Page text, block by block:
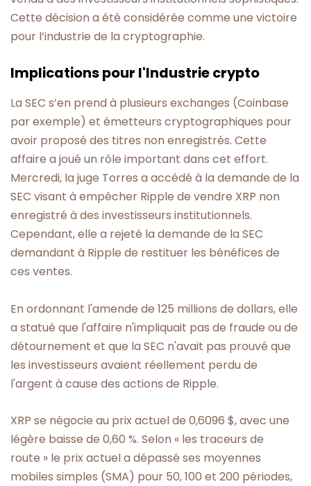
Cette décision a été considérée comme une victoire
pour l’industrie de la cryptographie.
Implications pour l'Industrie crypto
La SEC s’en prend à plusieurs exchanges (Coinbase
par exemple) et émetteurs cryptographiques pour
avoir proposé des titres non enregistrés. Cette
affaire a joué un rôle important dans cet effort.
Mercredi, la juge Torres a accédé à la demande de la
SEC visant à empêcher Ripple de vendre XRP non
enregistré à des investisseurs institutionnels.
Cependant, elle a rejeté la demande de la SEC
demandant à Ripple de restituer les bénéfices de
ces ventes.
En ordonnant l'amende de 125 millions de dollars, elle
a statué que l'affaire n'impliquait pas de fraude ou de
détournement et que la SEC n'avait pas prouvé que
les investisseurs avaient réellement perdu de
l'argent à cause des actions de Ripple.
XRP se négocie au prix actuel de 0,6096 $, avec une
légère baisse de 0,60 %. Selon « les traceurs de
route » le prix actuel a dépassé ses moyennes
mobiles simples (SMA) pour 50, 100 et 200 périodes,